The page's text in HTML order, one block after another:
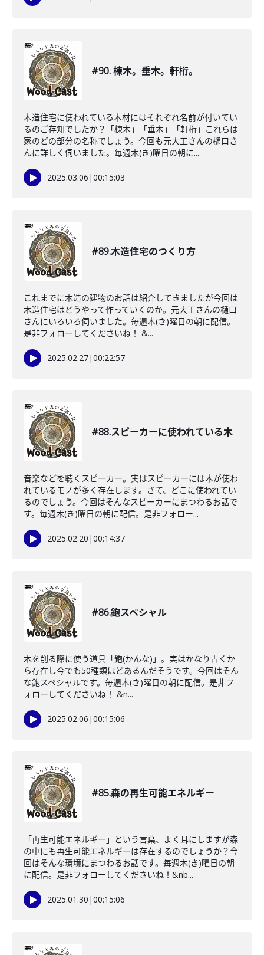
#90. 棟木。垂木。軒桁。
木造住宅に使われている木材にはそれぞれ名前が付いてい
るのご存知でしたか？「棟木」「垂木」「軒桁」これらは
家のどの部分の名称でしょう。今回も元大工さんの樋口さ
んに詳しく伺いました。毎週木(き)曜日の朝に...
2025.03.06 |00:15:03
#89.木造住宅のつくり方
これまでに木造の建物のお話は紹介してきましたが今回は
木造住宅はどうやって作っていくのか。元大工さんの樋口
さんにいろいろ伺いました。毎週木(き)曜日の朝に配信。
是非フォローしてくださいね！ &...
2025.02.27|00:22:57
#88.スピーカーに使われている木
音楽などを聴くスピーカー。実はスピーカーには木が使わ
れているモノが多く存在します。さて、どこに使われてい
るのでしょう。今回はそんなスピーカーにまつわるお話で
す。毎週木(き)曜日の朝に配信。是非フォロー...
2025.02.20 |00:14:37
#86.鉋スペシャル
木を削る際に使う道具「鉋(かんな)」。実はかなり古くか
ら存在し今でも50種類ほどあるんだそうです。今回はそん
な鉋スペシャルです。毎週木(き)曜日の朝に配信。是非フ
ォローしてくださいね！ &n...
2025.02.06 |00:15:06
#85.森の再生可能エネルギー
「再生可能エネルギー」という言葉、よく耳にしますが森
の中にも再生可能エネルギーは存在するのでしょうか？今
回はそんな環境にまつわるお話です。毎週木(き)曜日の朝
に配信。是非フォローしてくださいね！&nb...
2025.01.30 |00:15:06